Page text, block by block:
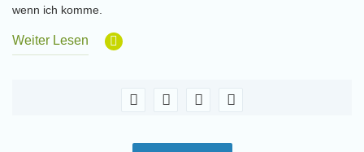
wenn ich komme.
Weiter Lesen